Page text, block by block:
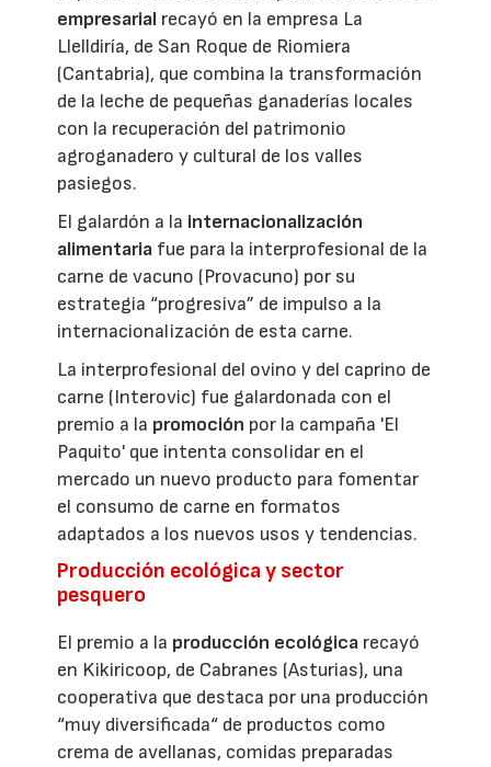
empresarial recayó en la empresa La
Llelldiría, de San Roque de Riomiera
(Cantabria), que combina la transformación
de la leche de pequeñas ganaderías locales
con la recuperación del patrimonio
agroganadero y cultural de los valles
pasiegos.
El galardón a la internacionalización
alimentaria fue para la interprofesional de la
carne de vacuno (Provacuno) por su
estrategia “progresiva” de impulso a la
internacionalización de esta carne.
La interprofesional del ovino y del caprino de
carne (Interovic) fue galardonada con el
premio a la promoción por la campaña 'El
Paquito' que intenta consolidar en el
mercado un nuevo producto para fomentar
el consumo de carne en formatos
adaptados a los nuevos usos y tendencias.
Producción ecológica y sector
pesquero
El premio a la producción ecológica recayó
en Kikiricoop, de Cabranes (Asturias), una
cooperativa que destaca por una producción
“muy diversificada“ de productos como
crema de avellanas, comidas preparadas